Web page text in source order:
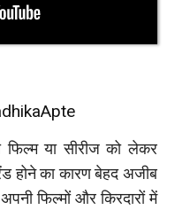
या सीरीज को लेकर
होने का कारण बेहद अजीब
फिल्मों और किरदारों में